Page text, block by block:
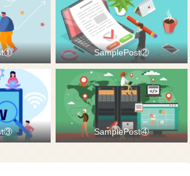
SamplePost②
SamplePost④